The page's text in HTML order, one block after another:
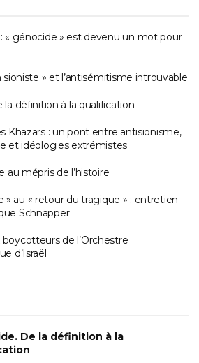
« génocide » est devenu un mot pour
sioniste » et l’antisémitisme introuvable
la définition à la qualification
Khazars : un pont entre antisionisme,
et idéologies extrémistes
au mépris de l’histoire
» au « retour du tragique » : entretien
Schnapper
boycotteurs de l’Orchestre
d’Israël
De la définition à la